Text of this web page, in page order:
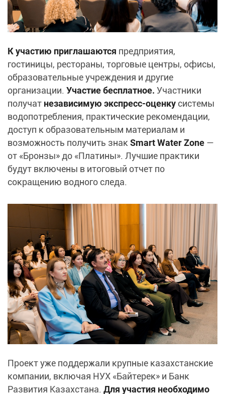
К участию приглашаются предприятия,
гостиницы, рестораны, торговые центры, офисы,
образовательные учреждения и другие
организации. Участие бесплатное. Участники
получат независимую экспресс‑оценку системы
водопотребления, практические рекомендации,
доступ к образовательным материалам и
возможность получить знакSmart Water Zone —
от «Бронзы» до «Платины». Лучшие практики
будут включены в итоговый отчет по
сокращению водного следа.
Проект уже поддержали крупные казахстанские
компании, включая НУХ «Байтерек» и Банк
Развития Казахстана. Для участия необходимо